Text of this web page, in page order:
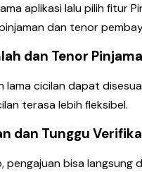
aplikasi lalu pilih fitur
dan tenor
dan Tenor
lama cicilan dapat
terasa lebih fleksibel.
dan Tunggu
bisa langsung